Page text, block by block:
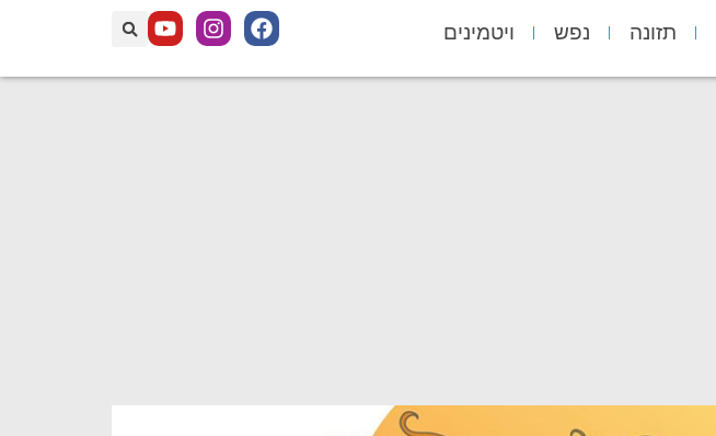
תזונה נפש ויטמינים